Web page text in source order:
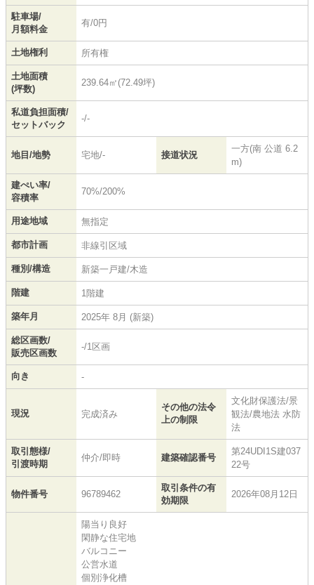
駐車場/
月額料金
有/0円
土地権利 所有権
土地面積
(坪数)
239.64㎡(72.49坪)
私道負担面積/
セットバック
-/-
地目/地勢 宅地/- 接道状況
一方(南 公道 6.2
m)
建ぺい率/
容積率
70%/200%
用途地域 無指定
都市計画 非線引区域
種別/構造 新築一戸建/木造
階建 1階建
築年月 2025年 8月 (新築)
総区画数/
販売区画数
-/1区画
向き -
現況 完成済み
その他の法令
上の制限
文化財保護法/景
観法/農地法 水防
法
取引態様/
引渡時期
仲介/即時 建築確認番号
第24UDI1S建037
22号
物件番号 96789462
取引条件の有
効期限
2026年08月12日
陽当り良好
閑静な住宅地
バルコニー
公営水道
個別浄化槽